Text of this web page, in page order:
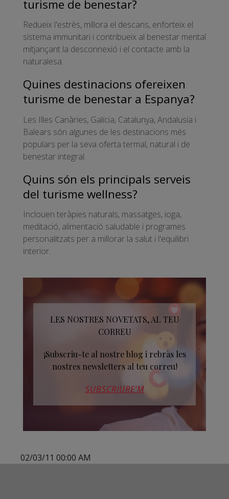
turisme de benestar?
Redueix l'estrès, millora el descans, enforteix el
sistema immunitari i contribueix al benestar mental
mitjançant la desconnexió i el contacte amb la
naturalesa.
Quines destinacions ofereixen
turisme de benestar a Espanya?
Les Illes Canàries, Galícia, Catalunya, Andalusia i
Balears són algunes de les destinacions més
populars per la seva oferta termal, natural i de
benestar integral.
Quins són els principals serveis
del turisme wellness?
Inclouen teràpies naturals, massatges, ioga,
meditació, alimentació saludable i programes
personalitzats per a millorar la salut i l'equilibri
interior.
LES NOSTRES NOVETATS, AL TEU
CORREU
¡Subscriu-te al nostre blog i rebràs les
nostres newsletters al teu correu!
SUBSCRIURE’M
02/03/11 00:00 AM